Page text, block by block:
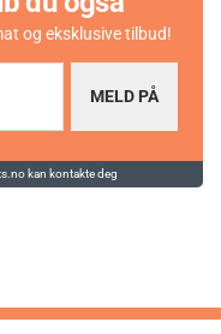
og eksklusive tilbud!
MELD PÅ
kan kontakte deg